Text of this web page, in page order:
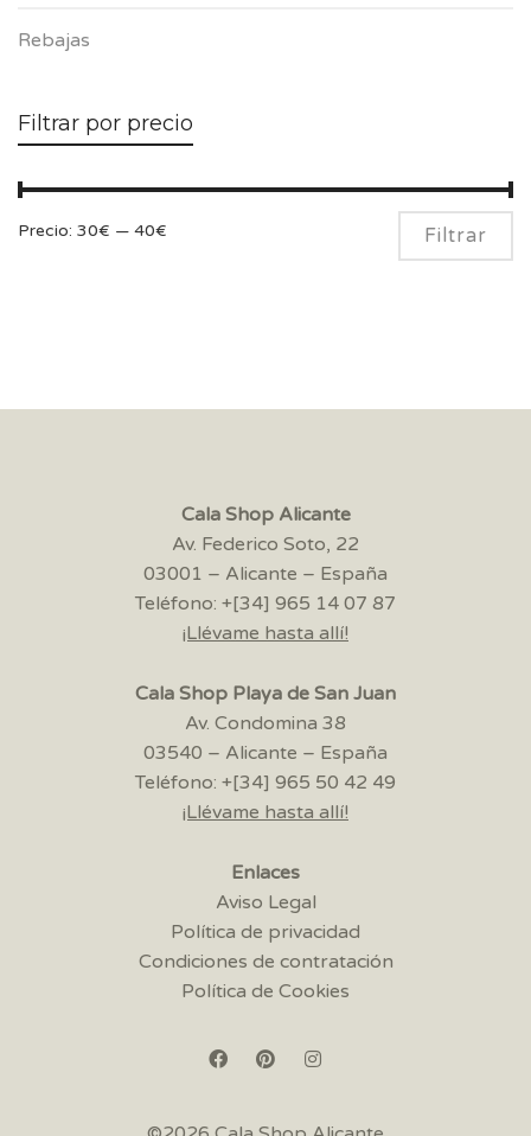
Rebajas
Filtrar por precio
Filtrar
Precio: 30€ — 40€
Cala Shop Alicante
Av. Federico Soto, 22
03001 – Alicante – España
Teléfono: +[34] 965 14 07 87
¡Llévame hasta allí!
Cala Shop Playa de San Juan
Av. Condomina 38
03540 – Alicante – España
Teléfono: +[34] 965 50 42 49
¡Llévame hasta allí!
Enlaces
Aviso Legal
Política de privacidad
Condiciones de contratación
Política de Cookies